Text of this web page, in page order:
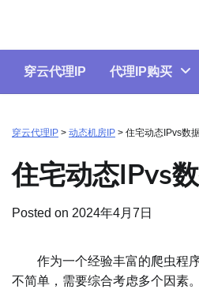
content
穿云代理IP 代理IP购买
穿云代理IP > 动态机房IP > 住宅动态IPvs数
住宅动态IPvs
Posted on 2024年4月7日
作为一个经验丰富的爬虫程序
不简单，需要综合考虑多个因素